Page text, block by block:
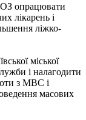
опрацювати
лікарень і
ліжко-
міської
і налагодити
з МВС і
масових